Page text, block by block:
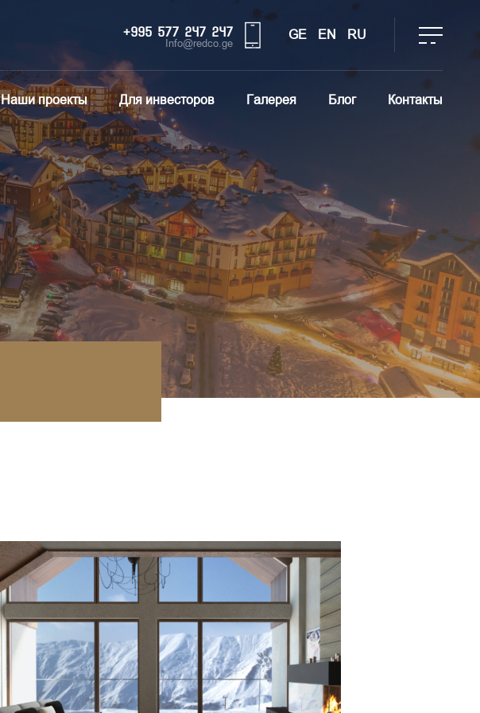
+995 577 247 247
Info@redco.ge GE EN RU
Наши проекты Для инвесторов Галерея Блог Контакты